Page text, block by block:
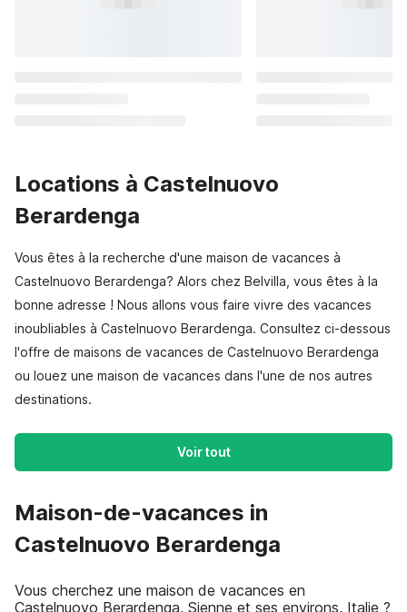
Locations à Castelnuovo
Berardenga
Vous êtes à la recherche d'une maison de vacances à
Castelnuovo Berardenga? Alors chez Belvilla, vous êtes à la
bonne adresse ! Nous allons vous faire vivre des vacances
inoubliables à Castelnuovo Berardenga. Consultez ci-dessous
l'offre de maisons de vacances de Castelnuovo Berardenga
ou louez une maison de vacances dans l'une de nos autres
destinations.
Voir tout
Maison-de-vacances in
Castelnuovo Berardenga
Vous cherchez une maison de vacances en
Castelnuovo Berardenga, Sienne et ses environs, Italie ?